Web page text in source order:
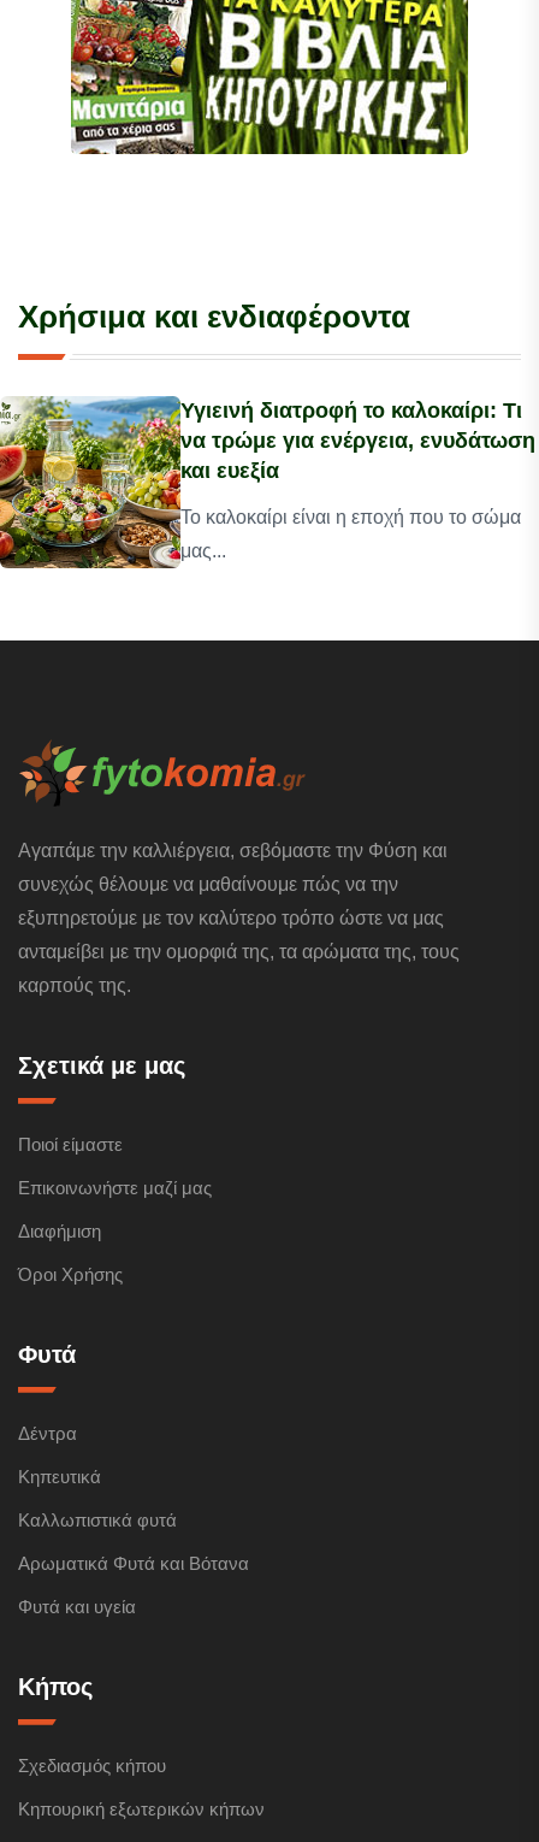
Χρήσιμα και ενδιαφέροντα
Υγιεινή διατροφή το καλοκαίρι: Τι
να τρώμε για ενέργεια, ενυδάτωση
και ευεξία
Το καλοκαίρι είναι η εποχή που το σώμα
μας...
Αγαπάμε την καλλιέργεια, σεβόμαστε την Φύση και
συνεχώς θέλουμε να μαθαίνουμε πώς να την
εξυπηρετούμε με τον καλύτερο τρόπο ώστε να μας
ανταμείβει με την ομορφιά της, τα αρώματα της, τους
καρπούς της.
Σχετικά με μας
Ποιοί είμαστε
Επικοινωνήστε μαζί μας
Διαφήμιση
Όροι Χρήσης
Φυτά
Δέντρα
Κηπευτικά
Καλλωπιστικά φυτά
Αρωματικά Φυτά και Βότανα
Φυτά και υγεία
Κήπος
Σχεδιασμός κήπου
Κηπουρική εξωτερικών κήπων